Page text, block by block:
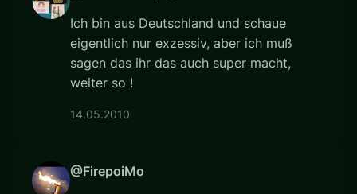
Ich bin aus Deutschland und schaue
eigentlich nur exzessiv, aber ich muß
sagen das ihr das auch super macht,
weiter so !
14.05.2010
@FirepoiMo